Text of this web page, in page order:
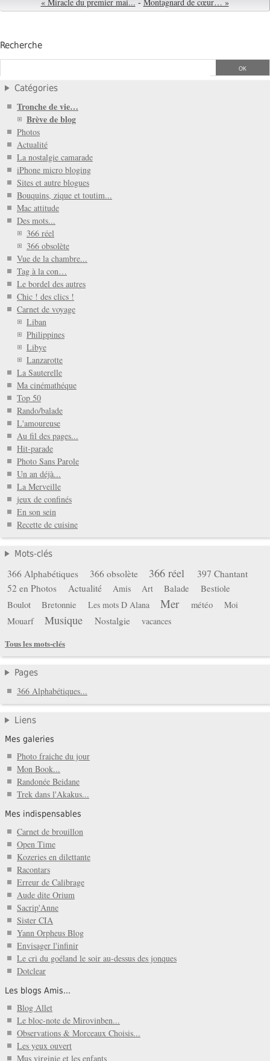
« Miracle du premier mai... - Montagnard de cœur… »
Recherche
Catégories
Tronche de vie…
Brève de blog
Photos
Actualité
La nostalgie camarade
iPhone micro bloging
Sites et autre blogues
Bouquins, zique et toutim...
Mac attitude
Des mots...
366 réel
366 obsolète
Vue de la chambre...
Tag à la con…
Le bordel des autres
Chic ! des clics !
Carnet de voyage
Liban
Philippines
Libye
Lanzarotte
La Sauterelle
Ma cinémathéque
Top 50
Rando/balade
L'amoureuse
Au fil des pages...
Hit-parade
Photo Sans Parole
Un an déjà...
La Merveille
jeux de confinés
En son sein
Recette de cuisine
Mots-clés
366 Alphabétiques 366 obsolète 366 réel
397 Chantant
52 en Photos
Actualité Amis Art Balade
Bestiole
Boulot
Bretonnie Les mots D Alana Mer météo Moi
Mouarf Musique Nostalgie
vacances
Tous les mots-clés
Pages
366 Alphabétiques...
Liens
Mes galeries
Photo fraiche du jour
Mon Book...
Randonée Beidane
Trek dans l'Akakus...
Mes indispensables
Carnet de brouillon
Open Time
Kozeries en dilettante
Racontars
Erreur de Calibrage
Aude dite Orium
Sacrip'Anne
Sister CIA
Yann Orpheus Blog
Envisager l'infinir
Le cri du goéland le soir au-dessus des jonques
Dotclear
Les blogs Amis...
Blog Allet
Le bloc-note de Mirovinben...
Observations & Morceaux Choisis...
Les yeux ouvert
Mus virginie et les enfants